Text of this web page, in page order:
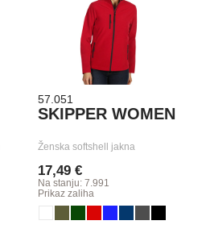
57.051
SKIPPER WOMEN
Ženska softshell jakna
17,49 €
Na stanju: 7.991
Prikaz zaliha